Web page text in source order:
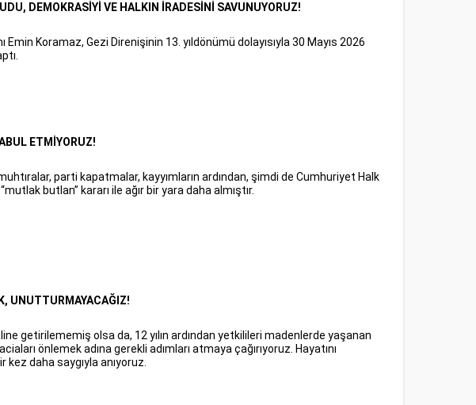
DEMOKRASİYİ VE HALKIN İRADESİNİ SAVUNUYORUZ!
Koramaz, Gezi Direnişinin 13. yıldönümü dolayısıyla 30 Mayıs 2026
ETMİYORUZ!
parti kapatmalar, kayyımların ardından, şimdi de Cumhuriyet Halk
butlan” kararı ile ağır bir yara daha almıştır.
UNUTTURMAYACAĞIZ!
getirilememiş olsa da, 12 yılın ardından yetkilileri madenlerde yaşanan
önlemek adına gerekli adımları atmaya çağırıyoruz. Hayatını
daha saygıyla anıyoruz.